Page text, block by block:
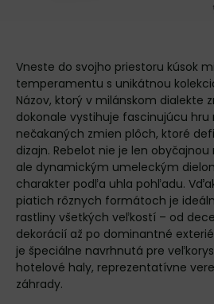
Vneste do svojho priestoru kúsok
temperamentu s unikátnou
Názov, ktorý v milánskom dialekte
dokonale vystihuje fascinujúcu
nečakaných zmien plôch, ktoré
dizajn. Rebelot nie je len
ale dynamickým umeleckým
charakter podľa uhla pohľadu.
piatich rôznych formátoch je
rastliny všetkých veľkostí – od
dekorácií až po dominantné
je špeciálne navrhnutá pre
hotelové haly, reprezentatívne
záhrady.